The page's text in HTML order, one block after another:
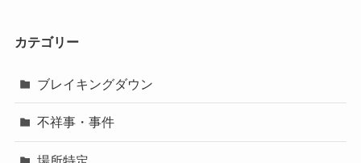
カテゴリー
ブレイキングダウン
不祥事・事件